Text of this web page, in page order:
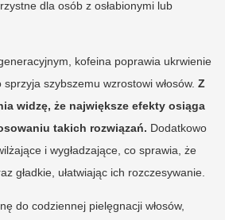
dla osób z osłabionymi lub
kofeina poprawia ukrwienie
szybszemu wzrostowi włosów. Z
widzę, że największe efekty osiąga
takich rozwiązań. Dodatkowo
i wygładzające, co sprawia, że
gładkie, ułatwiając ich rozczesywanie.
do codziennej pielęgnacji włosów,